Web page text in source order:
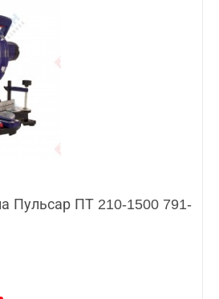
Пульсар ПТ 210-1500 791-